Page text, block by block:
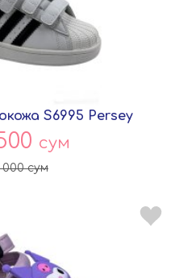
S6995 Persey
сум
000сум